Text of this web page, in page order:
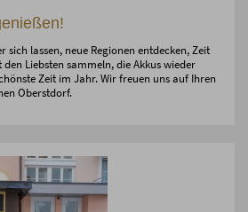
sich lassen, neue Regionen entdecken, Zeit
Liebsten sammeln, die Akkus wieder
Zeit im Jahr. Wir freuen uns auf Ihren
Oberstdorf.